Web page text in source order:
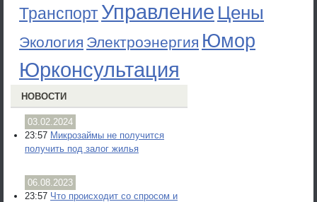
ТранспортУправление Цены
Экология Электроэнергия Юмор
Юрконсультация
НОВОСТИ
03.02.2024
23:57 Микрозаймы не получится
получить под залог жилья
06.08.2023
23:57 Что происходит со спросом и